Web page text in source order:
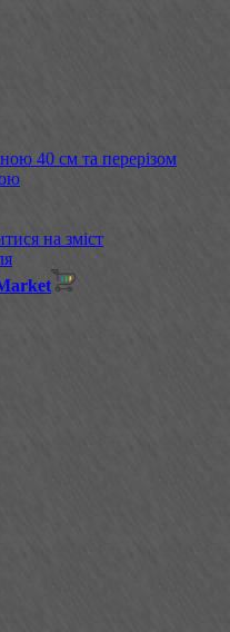
40 см та перерізом
на зміст